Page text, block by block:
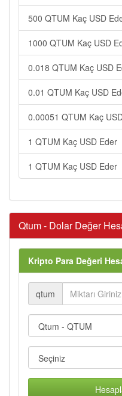
500 QTUM Kaç USD
1000 QTUM Kaç USD
0.018 QTUM Kaç USD
0.01 QTUM Kaç USD
0.00051 QTUM Kaç
1 QTUM Kaç USD Eder
1 QTUM Kaç USD Eder
Qtum - Dolar Değer
Kripto Para Değeri
qtum